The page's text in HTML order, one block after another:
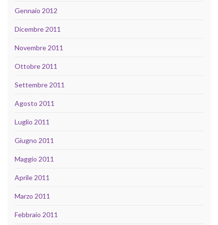
Gennaio 2012
Dicembre 2011
Novembre 2011
Ottobre 2011
Settembre 2011
Agosto 2011
Luglio 2011
Giugno 2011
Maggio 2011
Aprile 2011
Marzo 2011
Febbraio 2011